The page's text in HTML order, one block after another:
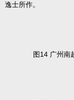
逸士所作。
图14 广州南